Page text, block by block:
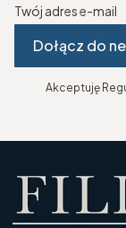
Twój adres e-mail
Dołącz do
Akceptuję